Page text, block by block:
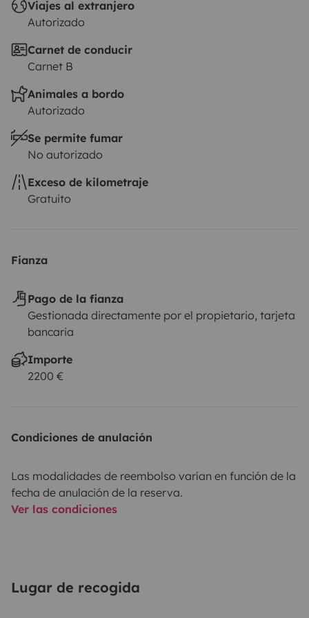
de Roadsurfer se aplica con carácter secundario, como
complemento al seguro personal del arrendatario.
Viajes al extranjero
Autorizado
Carnet de conducir
Carnet B
Animales a bordo
Autorizado
Se permite fumar
No autorizado
Exceso de kilometraje
Gratuito
Fianza
Pago de la fianza
Gestionada directamente por el propietario, tarjeta
bancaria
Importe
2200 €
Condiciones de anulación
Las modalidades de reembolso varían en función de la
fecha de anulación de la reserva.
Ver las condiciones
Lugar de recogida